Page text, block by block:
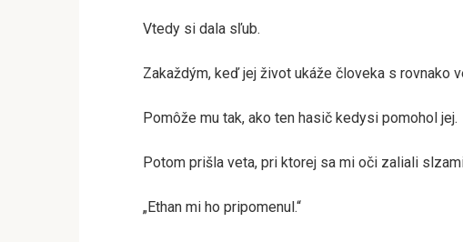
Vtedy si dala sľub.
Zakaždým, keď jej život ukáže človeka s rovnako
Pomôže mu tak, ako ten hasič kedysi pomohol jej.
Potom prišla veta, pri ktorej sa mi oči zaliali
„Ethan mi ho pripomenul.“